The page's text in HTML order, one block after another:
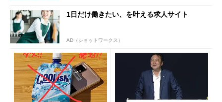
1日だけ働きたい、を叶える求人サイト
AD（ショットワークス）